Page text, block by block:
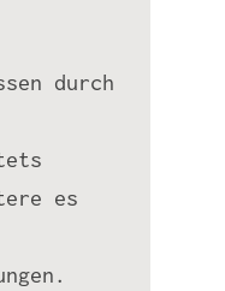
durch
es